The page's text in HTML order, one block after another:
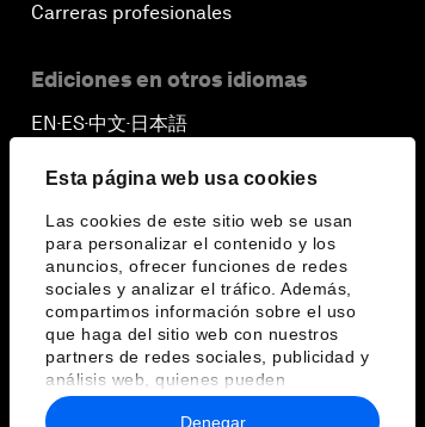
Esta página web usa cookies
Las cookies de este sitio web se usan
para personalizar el contenido y los
anuncios, ofrecer funciones de redes
sociales y analizar el tráfico. Además,
compartimos información sobre el uso
que haga del sitio web con nuestros
partners de redes sociales, publicidad y
análisis web, quienes pueden
combinarla con otra información que les
Denegar
Carreras profesionales
Ediciones en otros idiomas
EN ▪ES▪中文▪ 日本語